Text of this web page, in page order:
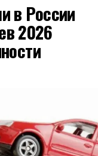
в России
2026